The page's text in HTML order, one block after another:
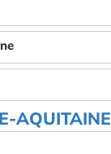
AQUITAINE